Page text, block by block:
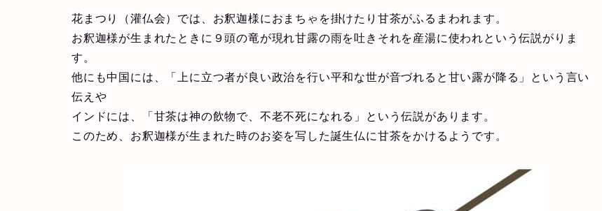
花まつり（灌仏会）では、お釈迦様におまちゃを掛けたり甘茶がふるまわれます。
お釈迦様が生まれたときに９頭の竜が現れ甘露の雨を吐きそれを産湯に使われという伝説がりま
す。
他にも中国には、「上に立つ者が良い政治を行い平和な世が音づれると甘い露が降る」という言い
伝えや
インドには、「甘茶は神の飲物で、不老不死になれる」という伝説があります。
このため、お釈迦様が生まれた時のお姿を写した誕生仏に甘茶をかけるようです。